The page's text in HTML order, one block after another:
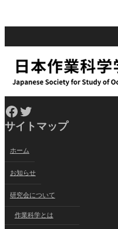
Facebook Twitter
サイトマップ
ホーム
お知らせ
研究会について
作業科学とは